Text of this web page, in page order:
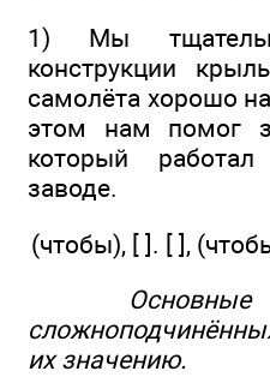
1) Мы
конструкции
самолёта хорошо
этом нам помог
который
заводе.
(чтобы), [ ]. [ ],
их значению.